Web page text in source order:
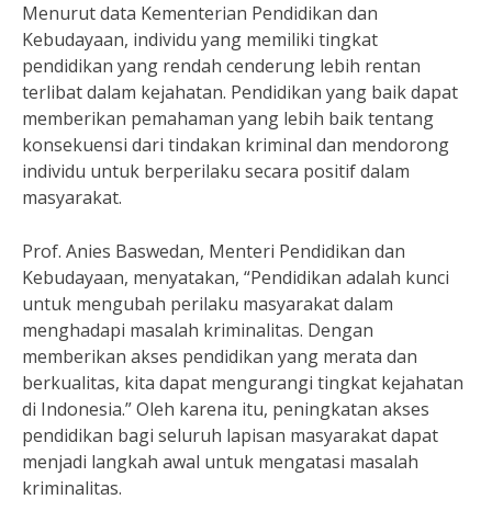
Menurut data Kementerian Pendidikan dan
Kebudayaan, individu yang memiliki tingkat
pendidikan yang rendah cenderung lebih rentan
terlibat dalam kejahatan. Pendidikan yang baik dapat
memberikan pemahaman yang lebih baik tentang
konsekuensi dari tindakan kriminal dan mendorong
individu untuk berperilaku secara positif dalam
masyarakat.
Prof. Anies Baswedan, Menteri Pendidikan dan
Kebudayaan, menyatakan, “Pendidikan adalah kunci
untuk mengubah perilaku masyarakat dalam
menghadapi masalah kriminalitas. Dengan
memberikan akses pendidikan yang merata dan
berkualitas, kita dapat mengurangi tingkat kejahatan
di Indonesia.” Oleh karena itu, peningkatan akses
pendidikan bagi seluruh lapisan masyarakat dapat
menjadi langkah awal untuk mengatasi masalah
kriminalitas.